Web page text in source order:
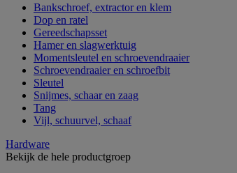
Bankschroef, extractor en klem
Dop en ratel
Gereedschapsset
Hamer en slagwerktuig
Momentsleutel en schroevendraaier
Schroevendraaier en schroefbit
Sleutel
Snijmes, schaar en zaag
Tang
Vijl, schuurvel, schaaf
Hardware
Bekijk de hele productgroep